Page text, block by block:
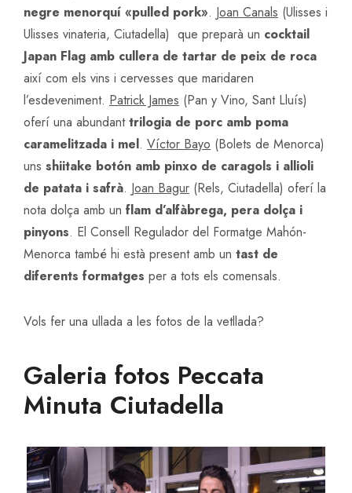
negre menorquí «pulled pork». Joan Canals (Ulisses i
Ulisses vinateria, Ciutadella) que preparà un cocktail
Japan Flag amb cullera de tartar de peix de roca
així com els vins i cervesses que maridaren
l’esdeveniment. Patrick James (Pan y Vino, Sant Lluís)
oferí una abundanttrilogia de porc amb poma
caramelitzada i mel. Víctor Bayo (Bolets de Menorca)
uns shiitake botón amb pinxo de caragols i allioli
de patata i safrà. Joan Bagur (Rels, Ciutadella) oferí la
nota dolça amb un flam d’alfàbrega, pera dolça i
pinyons. El Consell Regulador del Formatge Mahón-
Menorca també hi està present amb un tast de
diferents formatges per a tots els comensals.
Vols fer una ullada a les fotos de la vetllada?
Galeria fotos Peccata
Minuta Ciutadella